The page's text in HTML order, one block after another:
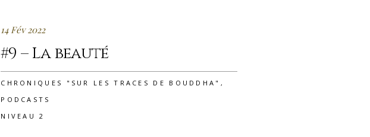
14 Fév 2022
#9 – La beauté
CHRONIQUES "SUR LES TRACES DE BOUDDHA" ,
PODCASTS
NIVEAU 2